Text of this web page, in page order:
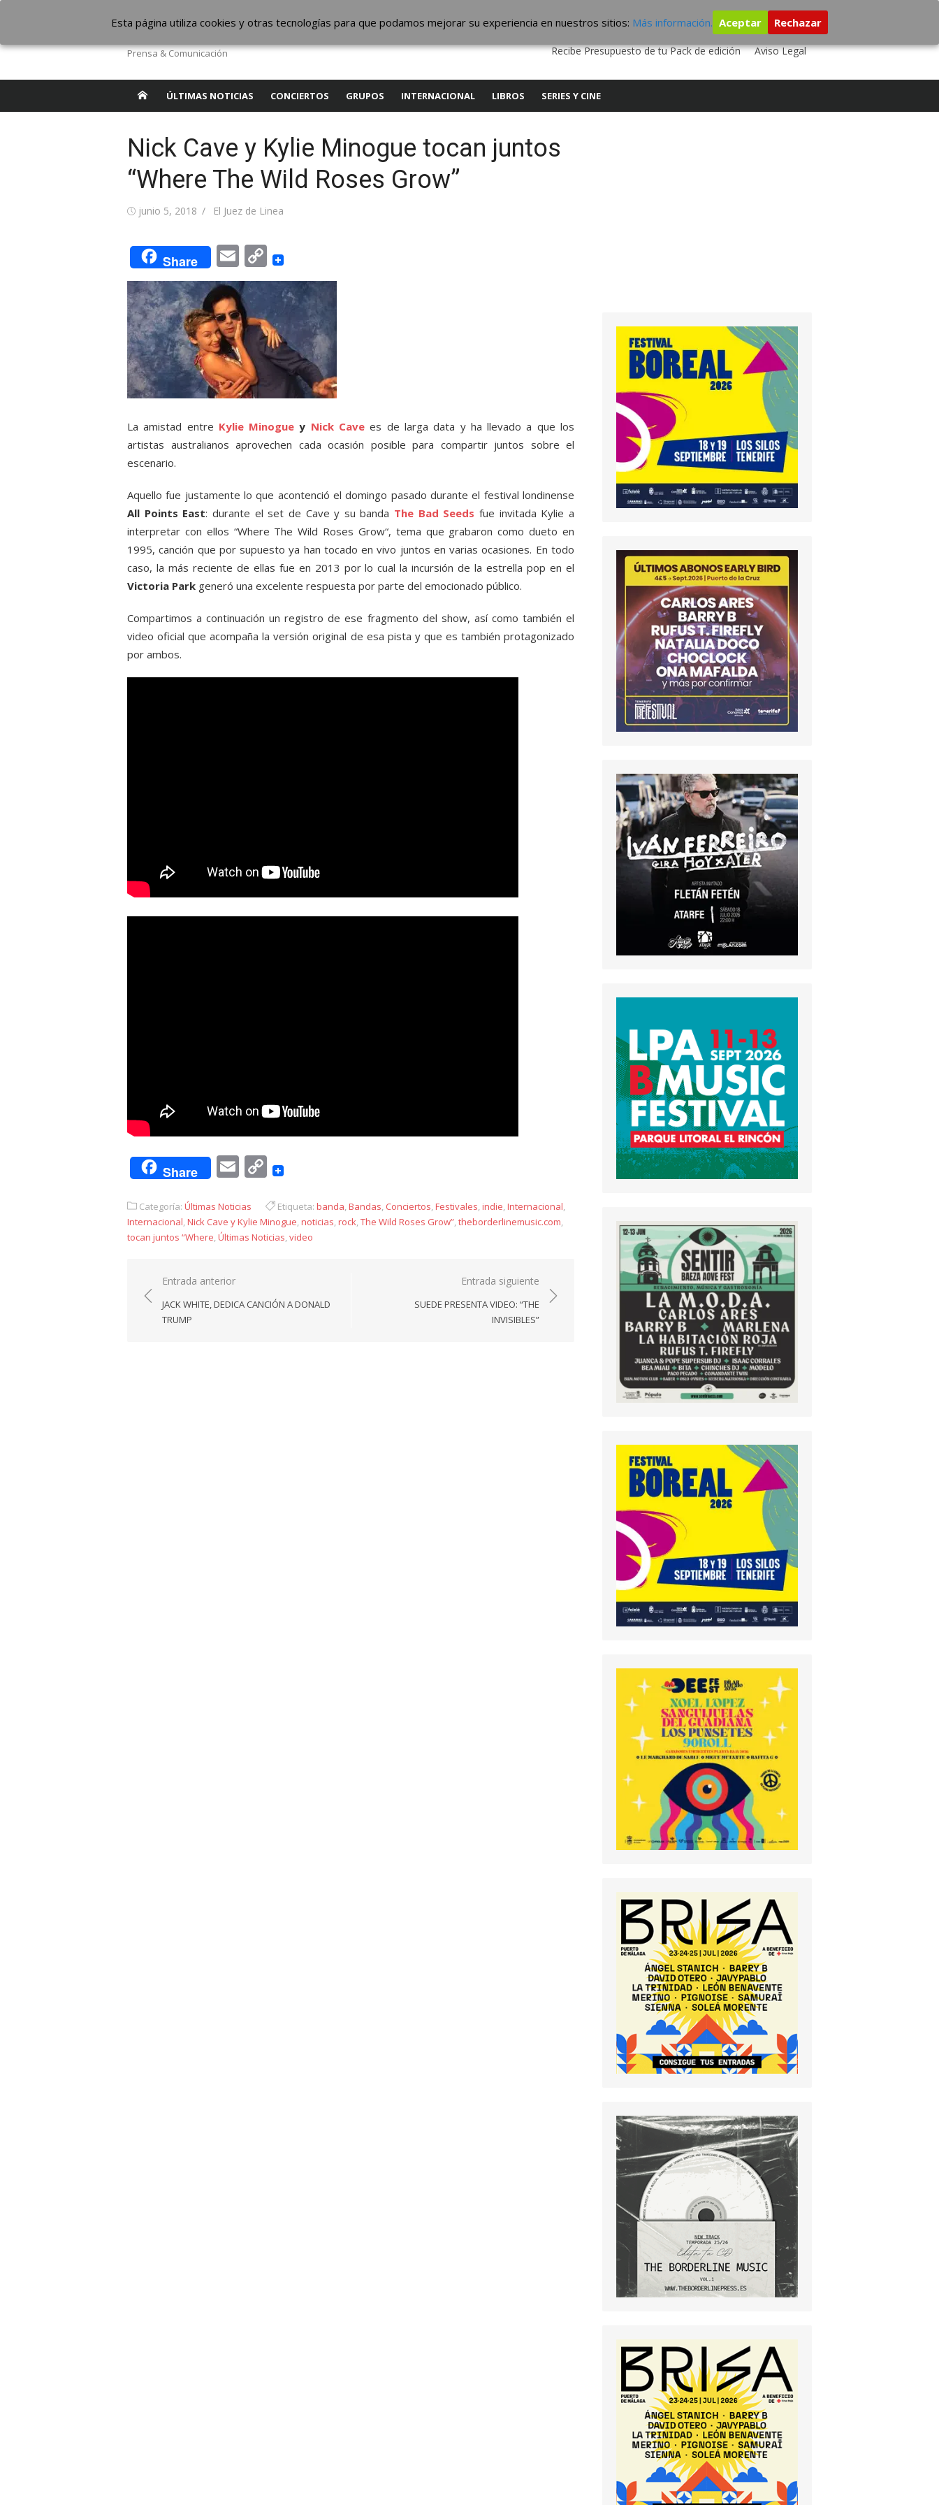
contenido
The Borderline Music
Prensa & Comunicación
QUIENES SOMOS CONTACTO SERVICIOS EDITA TU DISCO
ESTUDIO DE GRABACIÓN
Recibe Presupuesto de tu Pack de edición
Aviso Legal
ÚLTIMAS NOTICIAS CONCIERTOS GRUPOS INTERNACIONAL LIBROS SERIES Y CINE
Nick Cave y Kylie Minogue tocan juntos
“Where The Wild Roses Grow”
Publicada
junio 5, 2018 Autor
El Juez de Linea
Share EmailCopy
Link
La amistad entre Kylie Minogue y Nick Cave es de larga data y ha llevado a que los
artistas australianos aprovechen cada ocasión posible para compartir juntos sobre el
escenario.
Aquello fue justamente lo que acontenció el domingo pasado durante el festival londinense
All Points East: durante el set de Cave y su banda The Bad Seeds fue invitada Kylie a
interpretar con ellos “Where The Wild Roses Grow“, tema que grabaron como dueto en
1995, canción que por supuesto ya han tocado en vivo juntos en varias ocasiones. En todo
caso, la más reciente de ellas fue en 2013 por lo cual la incursión de la estrella pop en el
Victoria Park generó una excelente respuesta por parte del emocionado público.
Compartimos a continuación un registro de ese fragmento del show, así como también el
video oficial que acompaña la versión original de esa pista y que es también protagonizado
por ambos.
Share EmailCopy
Categoría: Últimas Noticias Etiqueta: banda,Bandas, Conciertos,Festivales,indie,Internacional,
Internacional,Nick Cave y Kylie Minogue,noticias,rock,The Wild Roses Grow”,theborderlinemusic.com,
tocan juntos “Where,Últimas Noticias,video
Navegación
de
entradas
Entrada anterior
JACK WHITE, DEDICA CANCIÓN A DONALD
TRUMP
Entrada siguiente
SUEDE PRESENTA VIDEO: “THE
INVISIBLES”
Esta página utiliza cookies y otras tecnologías para que podamos mejorar su experiencia en nuestros sitios: Más información. Aceptar Rechazar